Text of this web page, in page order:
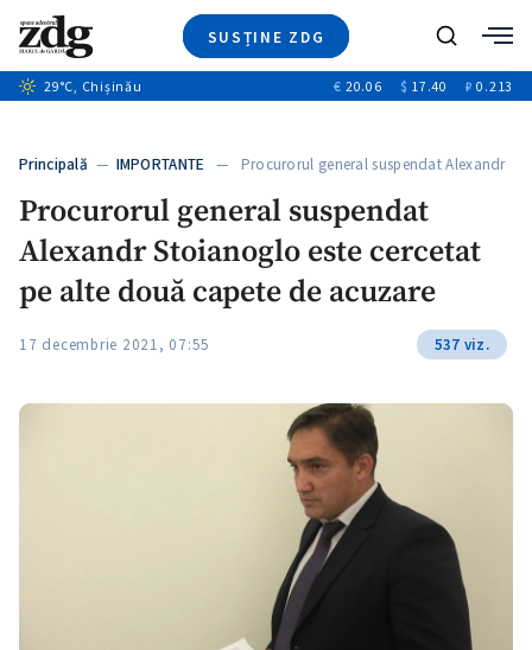
SUSȚINE ZDG
Ştiri
+5
Video
Special
Caută
29°C, Chișinău € 20.06 $ 17.40 ₽ 0.213
Principală — IMPORTANTE — Procurorul general suspendat Alexandr
Procurorul general suspendat
Alexandr Stoianoglo este cercetat
pe alte două capete de acuzare
17 decembrie 2021, 07:55 537 viz.